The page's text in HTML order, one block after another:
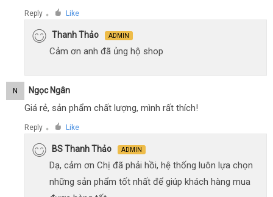
Reply ● Like
Thanh Thảo ADMIN
Cảm ơn anh đã ủng hộ shop
N Ngọc Ngân
Giá rẻ, sản phẩm chất lượng, mình rất thích!
Reply ● Like
BS Thanh Thảo ADMIN
Dạ, cảm ơn Chị đã phải hồi, hệ thống luôn lựa chọn
những sản phẩm tốt nhất để giúp khách hàng mua